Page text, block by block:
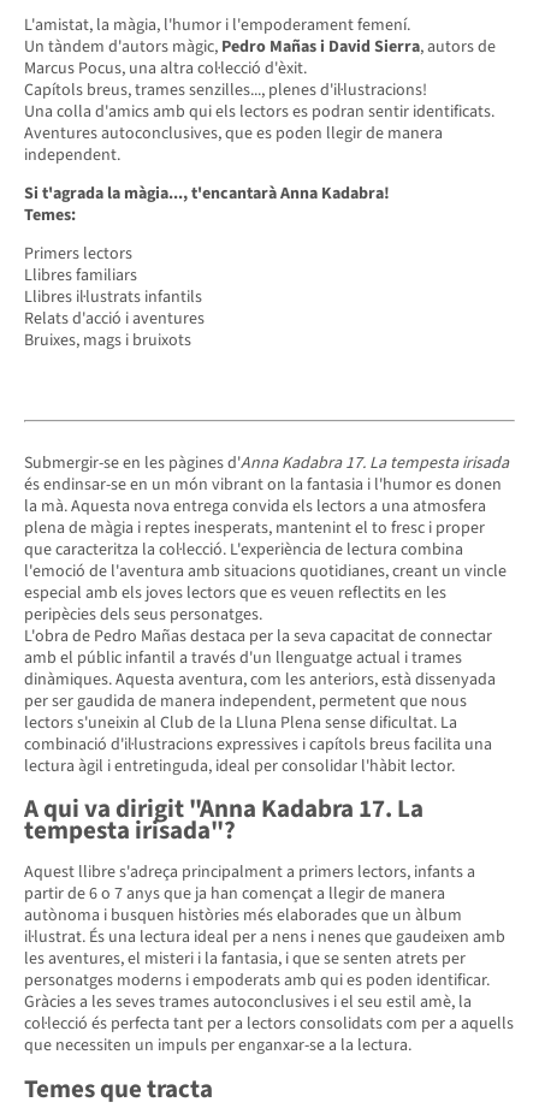
L'amistat, la màgia, l'humor i l'empoderament femení.
Un tàndem d'autors màgic, Pedro Mañas i David Sierra, autors de
Marcus Pocus, una altra col·lecció d'èxit.
Capítols breus, trames senzilles..., plenes d'il·lustracions!
Una colla d'amics amb qui els lectors es podran sentir identificats.
Aventures autoconclusives, que es poden llegir de manera
independent.
Si t'agrada la màgia..., t'encantarà Anna Kadabra!
Temes:
Primers lectors
Llibres familiars
Llibres il·lustrats infantils
Relats d'acció i aventures
Bruixes, mags i bruixots
Submergir-se en les pàgines d'Anna Kadabra 17. La tempesta irisada
és endinsar-se en un món vibrant on la fantasia i l'humor es donen
la mà. Aquesta nova entrega convida els lectors a una atmosfera
plena de màgia i reptes inesperats, mantenint el to fresc i proper
que caracteritza la col·lecció. L'experiència de lectura combina
l'emoció de l'aventura amb situacions quotidianes, creant un vincle
especial amb els joves lectors que es veuen reflectits en les
peripècies dels seus personatges.
L'obra de Pedro Mañas destaca per la seva capacitat de connectar
amb el públic infantil a través d'un llenguatge actual i trames
dinàmiques. Aquesta aventura, com les anteriors, està dissenyada
per ser gaudida de manera independent, permetent que nous
lectors s'uneixin al Club de la Lluna Plena sense dificultat. La
combinació d'il·lustracions expressives i capítols breus facilita una
lectura àgil i entretinguda, ideal per consolidar l'hàbit lector.
A qui va dirigit "Anna Kadabra 17. La
tempesta irisada"?
Aquest llibre s'adreça principalment a primers lectors, infants a
partir de 6 o 7 anys que ja han començat a llegir de manera
autònoma i busquen històries més elaborades que un àlbum
il·lustrat. És una lectura ideal per a nens i nenes que gaudeixen amb
les aventures, el misteri i la fantasia, i que se senten atrets per
personatges moderns i empoderats amb qui es poden identificar.
Gràcies a les seves trames autoconclusives i el seu estil amè, la
col·lecció és perfecta tant per a lectors consolidats com per a aquells
que necessiten un impuls per enganxar-se a la lectura.
Temes que tracta